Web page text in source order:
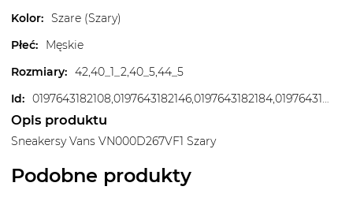
Kolor: Szare (Szary)
Płeć:
Męskie
Rozmiary: 42,40_1_2,40_5,44_5
Id: 0197643182108,0197643182146,0197643182184,0197643182320,0197643182542,0197643182597,0197643182740
Opis produktu
Sneakersy Vans VN000D267VF1 Szary
Podobne produkty